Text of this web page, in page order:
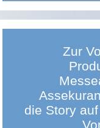
Zur
die Story